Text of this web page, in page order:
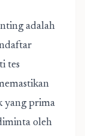
adalah
tes
yang prima
oleh